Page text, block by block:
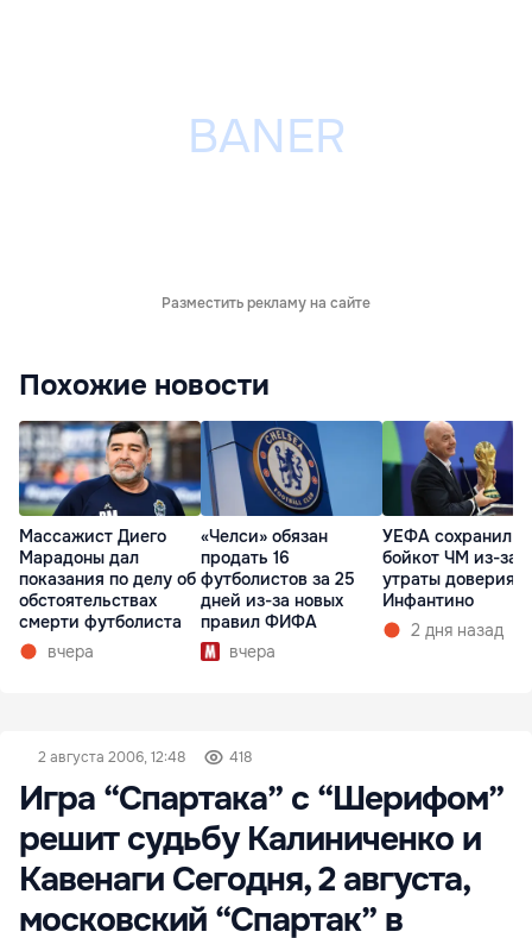
Разместить рекламу на сайте
Похожие новости
Массажист Диего
Марадоны дал
показания по делу об
обстоятельствах
смерти футболиста
вчера
«Челси» обязан
продать 16
футболистов за 25
дней из-за новых
правил ФИФА
вчера
УЕФА сохранил
бойкот ЧМ из-за
утраты доверия к
Инфантино
2 дня назад
2 августа 2006, 12:48 418
Игра “Спартака” с “Шерифом”
решит судьбу Калиниченко и
Кавенаги Сегодня, 2 августа,
московский “Спартак” в